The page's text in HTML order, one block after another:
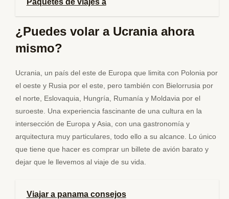
Paquetes de viajes a
¿Puedes volar a Ucrania ahora
mismo?
Ucrania, un país del este de Europa que limita con Polonia por
el oeste y Rusia por el este, pero también con Bielorrusia por
el norte, Eslovaquia, Hungría, Rumanía y Moldavia por el
suroeste. Una experiencia fascinante de una cultura en la
intersección de Europa y Asia, con una gastronomía y
arquitectura muy particulares, todo ello a su alcance. Lo único
que tiene que hacer es comprar un billete de avión barato y
dejar que le llevemos al viaje de su vida.
Viajar a panama consejos